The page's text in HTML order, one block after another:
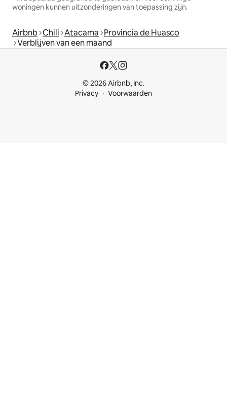
woningen kunnen uitzonderingen van toepassing zijn.
Airbnb Chili Atacama Provincia de Huasco
Verblijven van een maand
© 2026 Airbnb, Inc.
Privacy
Voorwaarden